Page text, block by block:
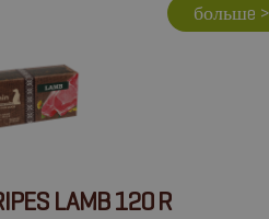
большe >
LAMB 120 R